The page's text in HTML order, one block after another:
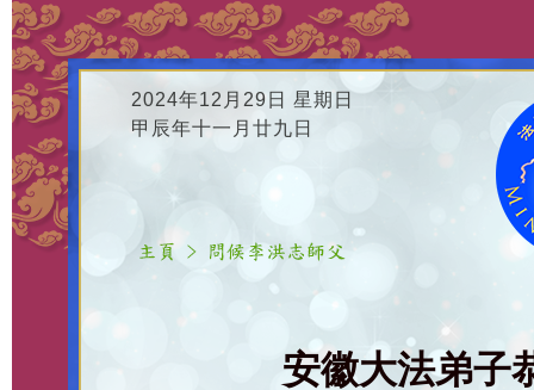
2024年12月29日 星期日
甲辰年十一月廿九日
安徽大法弟子